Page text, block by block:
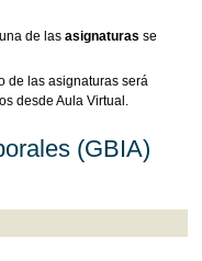
de las asignaturas se
de las asignaturas será
desde Aula Virtual.
(GBIA)